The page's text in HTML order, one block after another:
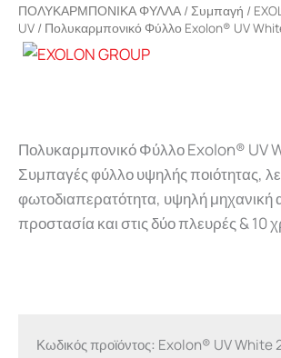
ΠΟΛΥΚΑΡΜΠΟΝΙΚΑ ΦΥΛΛΑ /Συμπαγή /
UV / Πολυκαρμπονικό Φύλλο Exolon® UV
Πολυκαρμπονικό Φύλλο Exolon® UV
Συμπαγές φύλλο υψηλής ποιότητας,
φωτοδιαπερατότητα, υψηλή μηχανική
προστασία και στις δύο πλευρές & 10
Κωδικός προϊόντος: Exolon® UV White